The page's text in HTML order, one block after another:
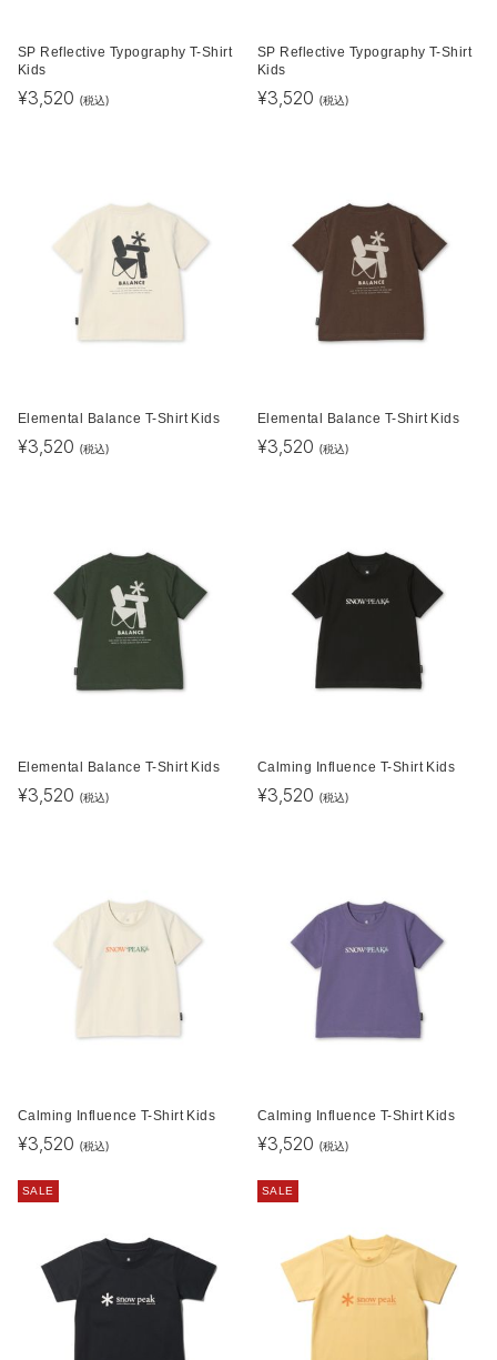
SP Reflective Typography T-Shirt
Kids
¥3,520 (税込)
SP Reflective Typography T-Shirt
Kids
¥3,520 (税込)
Elemental Balance T-Shirt Kids
¥3,520 (税込)
Elemental Balance T-Shirt Kids
¥3,520 (税込)
Elemental Balance T-Shirt Kids
¥3,520 (税込)
Calming Influence T-Shirt Kids
¥3,520 (税込)
Calming Influence T-Shirt Kids
¥3,520 (税込)
Calming Influence T-Shirt Kids
¥3,520 (税込)
SALE SALE